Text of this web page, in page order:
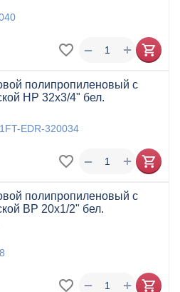
+
−
полипропиленовый с
НР 32x3/4" бел.
EDR-320034
+
−
полипропиленовый с
ВР 20x1/2" бел.
+
−